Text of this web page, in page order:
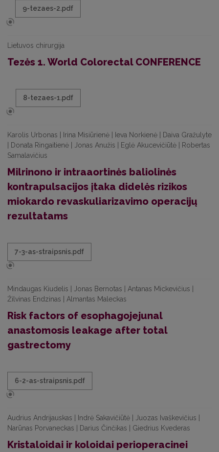
9-tezaes-2.pdf
Lietuvos chirurgija
Tezės 1. World Colorectal CONFERENCE
8-tezaes-1.pdf
Karolis Urbonas | Irina Misiūrienė | Ieva Norkienė | Daiva Gražulyte
| Donata Ringaitienė | Jonas Anužis | Eglė Akucevičiūtė | Robertas
Samalavičius
Milrinono ir intraaortinės baliolinės
kontrapulsacijos įtaka didelės rizikos
miokardo revaskuliarizavimo operacijų
rezultatams
7-3-as-straipsnis.pdf
Mindaugas Kiudelis | Jonas Bernotas | Antanas Mickevičius |
Žilvinas Endzinas | Almantas Maleckas
Risk factors of esophagojejunal
anastomosis leakage after total
gastrectomy
6-2-as-straipsnis.pdf
Audrius Andrijauskas | Indrė Sakavičiūtė | Juozas Ivaškevičius |
Narūnas Porvaneckas | Darius Činčikas | Giedrius Kvederas
Kristaloidai ir koloidai perioperacinei